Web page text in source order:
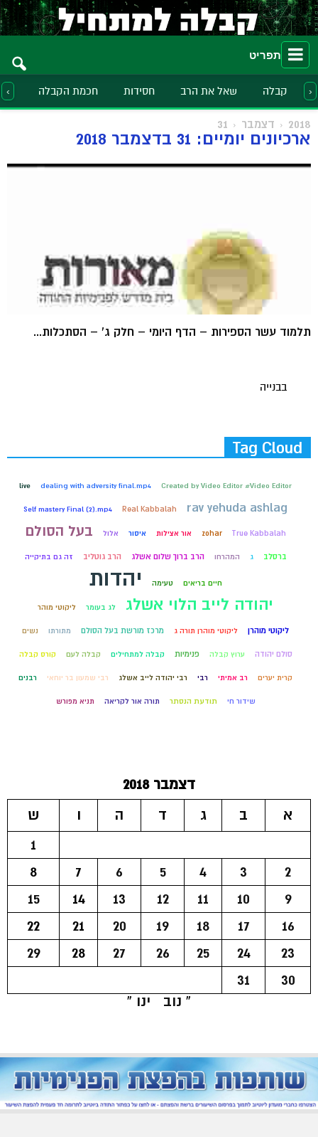
תפריט
קבלה שאל את הרב חסידות חכמת הקבלה ›
‹
2018 דצמבר 31
ארכיונים יומיים: 31 בדצמבר 2018
תלמוד עשר הספירות – הדף היומי – חלק ג' – הסתכלות...
בבנייה
Tag Cloud
Created by Video Editor #Video Editor
dealing with adversity final.mp4
live
rav yehuda ashlag
Real Kabbalah
Self mastery Final (2).mp4
True Kabbalah
zohar אור אצילות איסור אלול בעל הסולם
ברסלב ג המהרחו הרב ברוך שלום אשלג הרב גוטליב זה גם בתיקייה
חיים בריאים טעימה יהדות
יהודה לייב הלוי אשלג לג בעומר ליקוטי מוהר
ליקוטי מוהרן ליקוטי מוהרן תורה ג מרכז מורשת בעל הסולם מתורתו נשים
סולם יהודה ערוץ קבלה פנימיות קבלה למתחילים קבלה לעם קורס קבלה
קרית יערים רב אמיתי רבי רבי יהודה לייב אשלג רבי שמעון בר יוחאי רבנים
שידור חי תודעת הנסתר תורה אור לקריאה תניא מפורש
דצמבר 2018
א
ב ג ד ה ו
ש
1
2
3
4
5
6
7
8
9
10
11
12
13
14
15
16
17
18
19
20
21
22
23
24
25
26
27
28
29
30
31
« נוב
ינו »